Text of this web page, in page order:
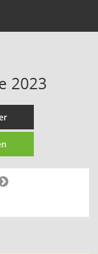
2023